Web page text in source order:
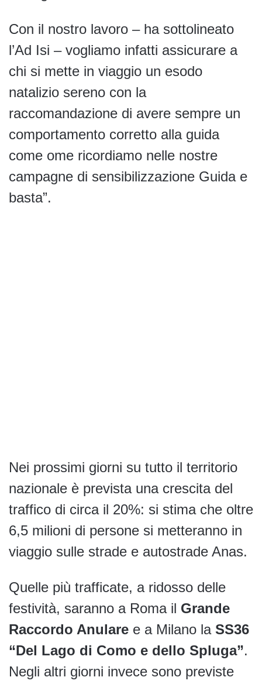
Con il nostro lavoro – ha sottolineato
l’Ad Isi – vogliamo infatti assicurare a
chi si mette in viaggio un esodo
natalizio sereno con la
raccomandazione di avere sempre un
comportamento corretto alla guida
come ome ricordiamo nelle nostre
campagne di sensibilizzazione Guida e
basta”.
Nei prossimi giorni su tutto il territorio
nazionale è prevista una crescita del
traffico di circa il 20%: si stima che oltre
6,5 milioni di persone si metteranno in
viaggio sulle strade e autostrade Anas.
Quelle più trafficate, a ridosso delle
festività, saranno a Roma il Grande
Raccordo Anulare e a Milano la SS36
“Del Lago di Como e dello Spluga”.
Negli altri giorni invece sono previste